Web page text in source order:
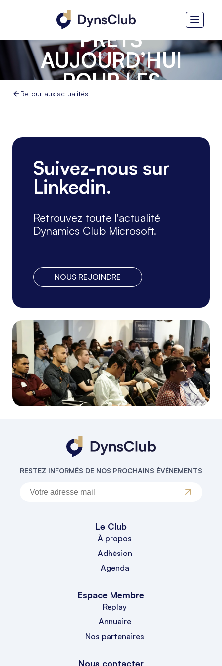
BTOBROUTER -
PRÊTS
AUJOURD’HUI
POUR LES
EXIGENCES DE
Retour aux actualités
Suivez-nous sur
Linkedin.
Retrouvez toute l'actualité
Dynamics Club Microsoft.
NOUS REJOINDRE
RESTEZ INFORMÉS DE NOS PROCHAINS ÉVÉNEMENTS
Le Club
À propos
Adhésion
Agenda
Espace Membre
Replay
Annuaire
Nos partenaires
Nous contacter